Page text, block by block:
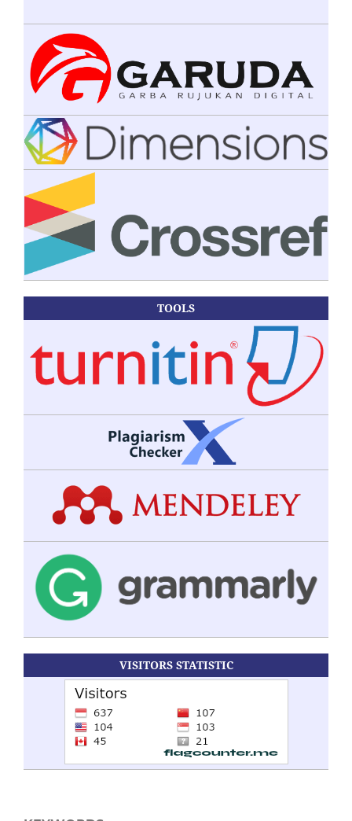
TOOLS
VISITORS STATISTIC